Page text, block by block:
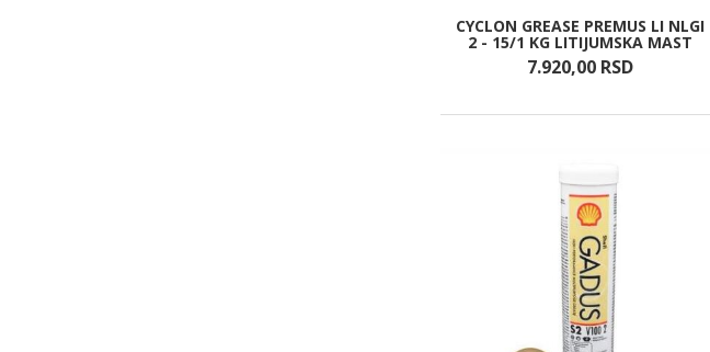
CYCLON GREASE PREMUS LI NLGI
2 - 15/1 KG LITIJUMSKA MAST
7.920,00 RSD